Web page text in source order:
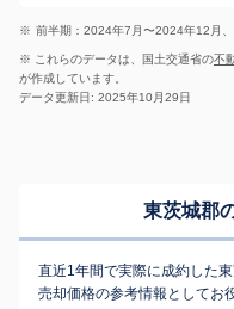
※ 前半期：2024年7月〜2024年12月
※ これらのデータは、国土交通省の不
が作成しています。
データ更新日: 2025年10月29日
東茨城郡
直近1年間で実際に成約した
売却価格の参考情報としてお